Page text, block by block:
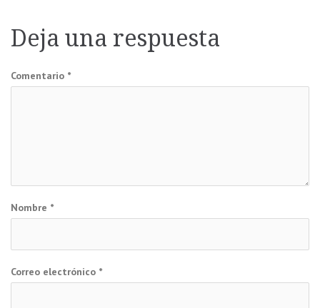
entradas
Deja una respuesta
Comentario *
Nombre *
Correo electrónico *